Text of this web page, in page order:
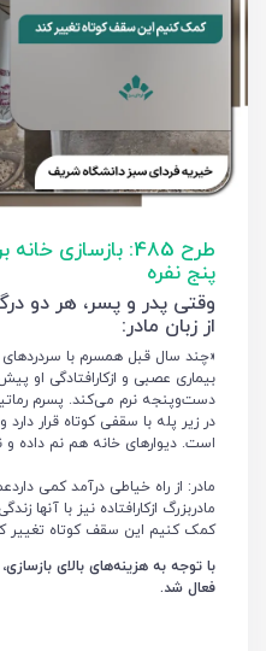
طرح 485: بازسازی
پنج نفره
وقتی پدر و پسر، هر دو
از زبان مادر:
«چند سال قبل همسرم با
بیماری عصبی و ازکارافتادگی او
دست‌وپنجه نرم می‌کند. پسرم
در زیر پله با سقفی کوتاه قرار
است. دیوارهای خانه هم نم داده و
مادر: از راه خیاطی درآمد کمی
مادربزرگ ازکارافتاده نیز با آنها
کمک کنیم این سقف کوتاه تغییر
با توجه به هزینه‌های بالای
فعال شد.